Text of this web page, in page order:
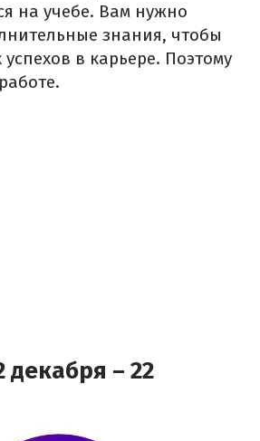
на учебе. Вам нужно
знания, чтобы
в карьере. Поэтому
декабря – 22